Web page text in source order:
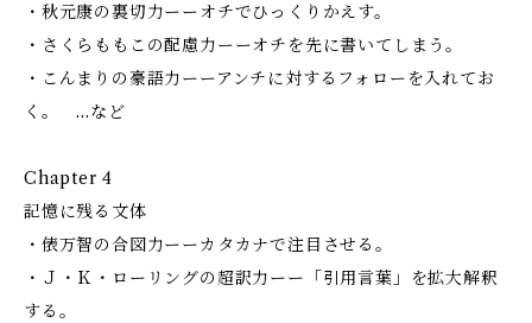
・秋元康の裏切力ーーオチでひっくりかえす。
・さくらももこの配慮力ーーオチを先に書いてしまう。
・こんまりの豪語力ーーアンチに対するフォローを入れてお
く。 …など
Chapter 4
記憶に残る文体
・俵万智の合図力ーーカタカナで注目させる。
・Ｊ・Ｋ・ローリングの超訳力ーー「引用言葉」を拡大解釈
する。